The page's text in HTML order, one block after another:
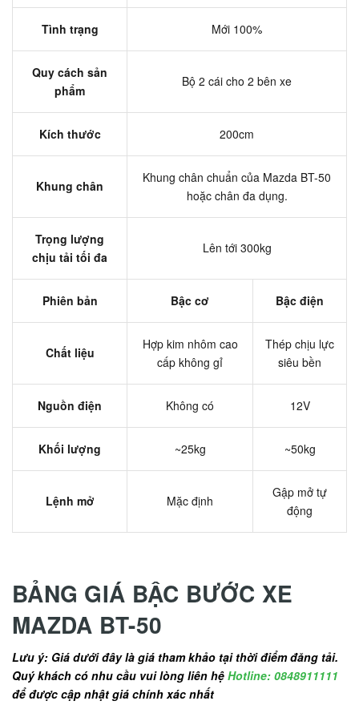
Tình trạng Mới 100%
Quy cách sản
phẩm
Bộ 2 cái cho 2 bên xe
Kích thước 200cm
Khung chân
Khung chân chuẩn của Mazda BT-50
hoặc chân đa dụng.
Trọng lượng
chịu tải tối đa
Lên tới 300kg
Phiên bản Bậc cơ Bậc điện
Chất liệu
Hợp kim nhôm cao
cấp không gỉ
Thép chịu lực
siêu bền
Nguồn điện Không có 12V
Khối lượng ~25kg ~50kg
Lệnh mở Mặc định
Gập mở tự
động
BẢNG GIÁ BẬC BƯỚC XE
MAZDA BT-50
Lưu ý: Giá dưới đây là giá tham khảo tại thời điểm đăng tải.
Quý khách có nhu cầu vui lòng liên hệ Hotline: 0848911111
để được cập nhật giá chính xác nhất